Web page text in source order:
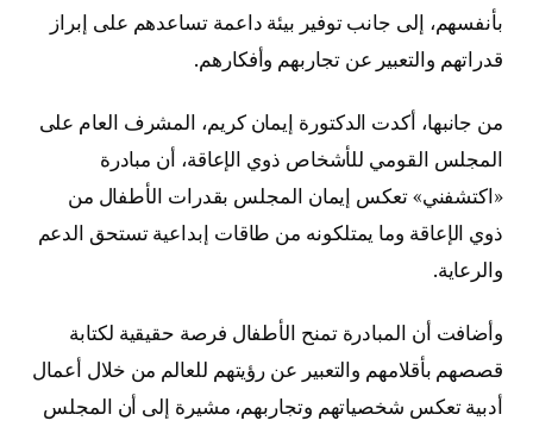
بأنفسهم، إلى جانب توفير بيئة داعمة تساعدهم على إبراز
قدراتهم والتعبير عن تجاربهم وأفكارهم.
من جانبها، أكدت الدكتورة إيمان كريم، المشرف العام على
المجلس القومي للأشخاص ذوي الإعاقة، أن مبادرة
«اكتشفني» تعكس إيمان المجلس بقدرات الأطفال من
ذوي الإعاقة وما يمتلكونه من طاقات إبداعية تستحق الدعم
والرعاية.
وأضافت أن المبادرة تمنح الأطفال فرصة حقيقية لكتابة
قصصهم بأقلامهم والتعبير عن رؤيتهم للعالم من خلال أعمال
أدبية تعكس شخصياتهم وتجاربهم، مشيرة إلى أن المجلس